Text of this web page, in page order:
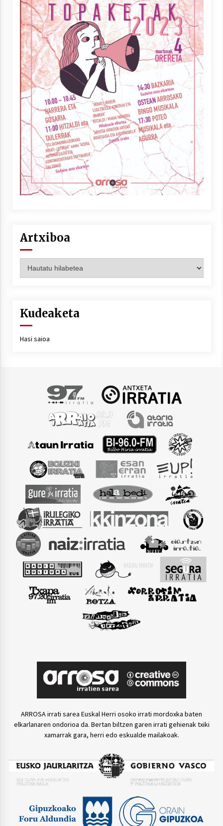
Artxiboa
Kudeaketa
Hasi saioa
ARROSA irrati sarea Euskal Herri osoko irrati mordoxka baten
elkarlanaren ondorioa da. Bertan biltzen garen irrati gehienak txiki
xamarrak gara, herri edo eskualde mailakoak.